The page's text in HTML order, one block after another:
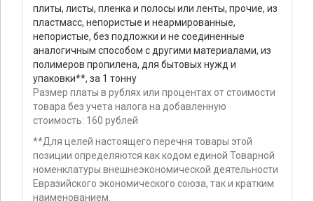
плиты, листы, пленка и полосы или ленты, прочие, из
пластмасс, непористые и неармированные,
непористые, без подложки и не соединенные
аналогичным способом с другими материалами, из
полимеров пропилена, для бытовых нужд и
упаковки**, за 1 тонну
Размер платы в рублях или процентах от стоимости
товара без учета налога на добавленную
стоимость: 160 рублей
**Для целей настоящего перечня товары этой
позиции определяются как кодом единой Товарной
номенклатуры внешнеэкономической деятельности
Евразийского экономического союза, так и кратким
наименованием.